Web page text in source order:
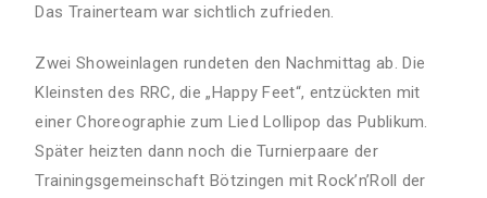
Das Trainerteam war sichtlich zufrieden.
Zwei Showeinlagen rundeten den Nachmittag ab. Die
Kleinsten des RRC, die „Happy Feet“, entzückten mit
einer Choreographie zum Lied Lollipop das Publikum.
Später heizten dann noch die Turnierpaare der
Trainingsgemeinschaft Bötzingen mit Rock’n’Roll der